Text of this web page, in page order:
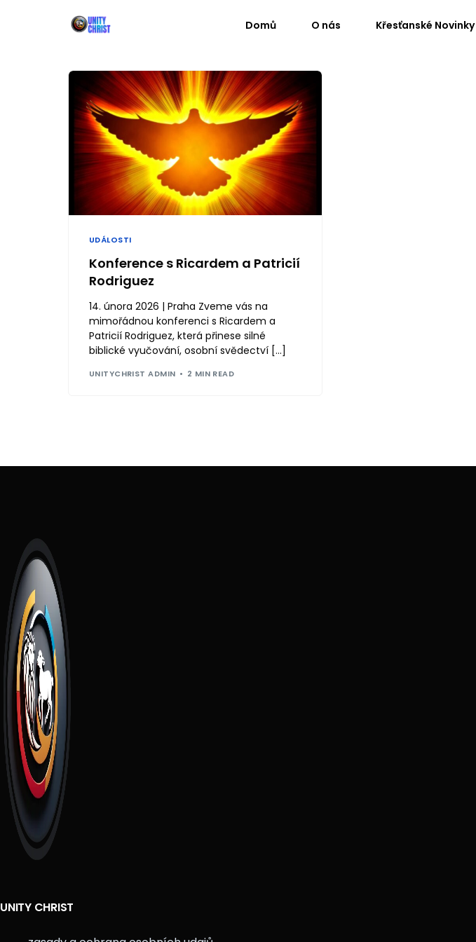
Domů O nás Křesťanské Novinky
UDÁLOSTI
Konference s Ricardem a Patricií
Rodriguez
14. února 2026 | Praha Zveme vás na
mimořádnou konferenci s Ricardem a
Patricií Rodriguez, která přinese silné
biblické vyučování, osobní svědectví […]
UNITYCHRIST ADMIN 2 MIN READ
UNITY CHRIST